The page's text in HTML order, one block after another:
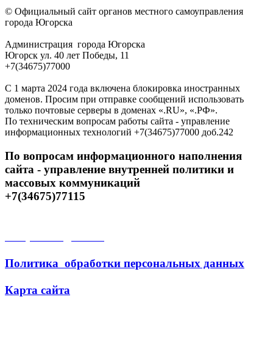
© Официальный сайт органов местного самоуправления
города Югорска
Администрация города Югорска
Югорск ул. 40 лет Победы, 11
+7(34675)77000
С 1 марта 2024 года включена блокировка иностранных
доменов. Просим при отправке сообщений использовать
только почтовые серверы в доменах «.RU», «.РФ».
По техническим вопросам работы сайта - управление
информационных технологий +7(34675)77000 доб.242
По вопросам информационного наполнения
сайта - управление внутренней политики и
массовых коммуникаций
+7(34675)77115
Политика обработки персональных данных
Карта сайта